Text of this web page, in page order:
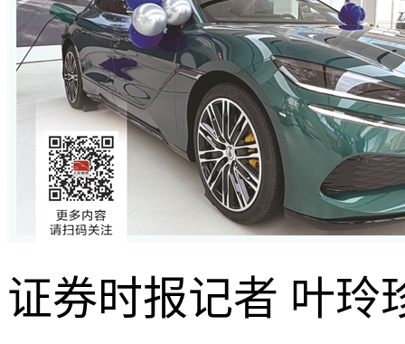
证券时报记者 叶玲